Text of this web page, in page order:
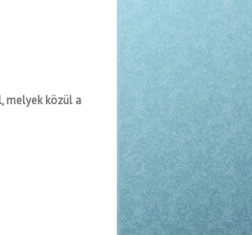
melyek közül a